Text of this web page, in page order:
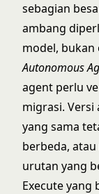
sebagian
ambang
model, bukan
Autonomous
agent perlu
migrasi.
yang sama
berbeda,
urutan yang
Execute